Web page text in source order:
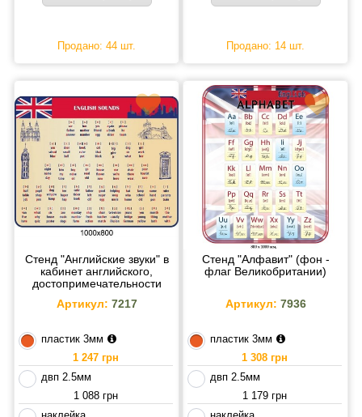
Продано: 44 шт. Продано: 14 шт.
Стенд "Английские звуки" в
кабинет английского,
достопримечательности
Артикул: 7217
пластик 3мм
1 247 грн
двп 2.5мм
1 088 грн
Стенд "Алфавит" (фон -
флаг Великобритании)
Артикул: 7936
пластик 3мм
1 308 грн
двп 2.5мм
1 179 грн